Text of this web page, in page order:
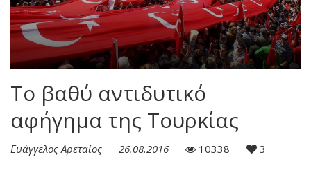
Το βαθύ αντιδυτικό
αφήγημα της Τουρκίας
Ευάγγελος Αρεταίος 26.08.2016 10338 3